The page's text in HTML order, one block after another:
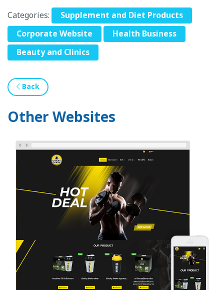
Categories:
Supplement and Diet Products
Corporate Website
Health Business
Beauty and Clinics
Back
Other Websites